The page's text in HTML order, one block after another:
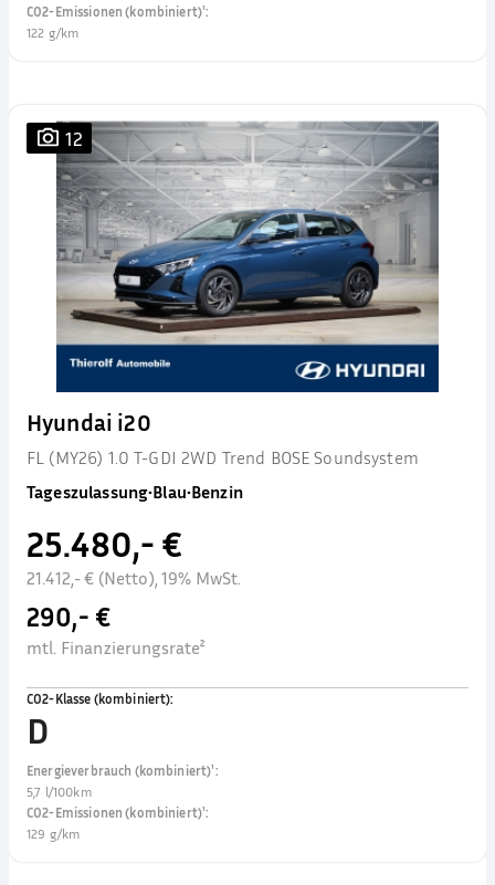
CO2-Emissionen (kombiniert)¹:
122 g/km
12
Hyundai i20
FL (MY26) 1.0 T-GDI 2WD Trend BOSE Soundsystem
Tageszulassung•Blau•Benzin
25.480,- €
21.412,- € (Netto), 19% MwSt.
290,- €
mtl. Finanzierungsrate²
CO2-Klasse (kombiniert):
D
Energieverbrauch (kombiniert)¹:
5,7 l/100km
CO2-Emissionen (kombiniert)¹:
129 g/km